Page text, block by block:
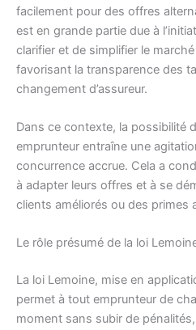
facilement pour des offres
est en grande partie due à
clarifier et de simplifier le
favorisant la transparence des
changement d’assureur.
Dans ce contexte, la possibilité
emprunteur entraîne une
concurrence accrue. Cela a
à adapter leurs offres et à se
clients améliorés ou des primes
Le rôle présumé de la loi
La loi Lemoine, mise en
permet à tout emprunteur de
moment sans subir de